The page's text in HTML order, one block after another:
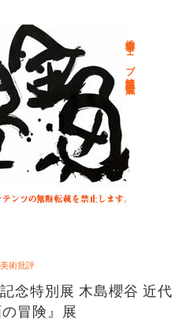
総合文学ウェブ情報誌 文学金魚
美術批評
念特別展 木島櫻谷 近代
冒険』展